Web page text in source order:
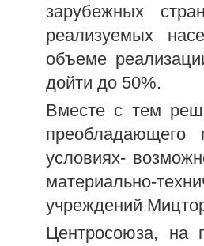
зарубежных
реализуемых
объеме
дойти до 50%.
Вместе с тем
условиях-
материально-
учреждений
Центросоюза, на